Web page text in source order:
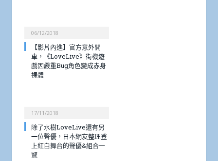
06/12/2018
【影片內進】官方意外開
車，《LoveLive》街機遊
戲因嚴重Bug角色變成赤身
裸體
17/11/2018
除了水樹LoveLive還有另
一位聲優，日本網友整理登
上紅白舞台的聲優&組合一
覽